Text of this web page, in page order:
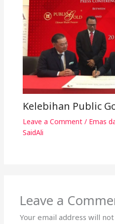
Kelebihan Public
Leave a Comment / Emas
SaidAli
Leave a
Your email address will